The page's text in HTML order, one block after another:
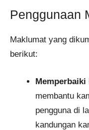
Penggunaan
Maklumat yang
berikut:
Memperbaiki
membantu
pengguna di
kandungan